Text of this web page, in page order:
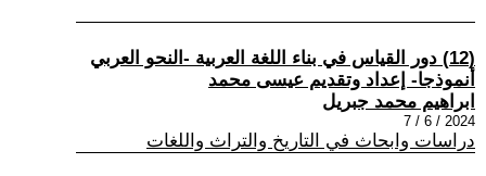
(12) دور القياس في بناء اللغة العربية -النحو العربي
أنموذجا- إعداد وتقديم عيسى محمد
ابراهيم محمد جبريل
2024 / 6 / 7
دراسات وابحاث في التاريخ والتراث واللغات